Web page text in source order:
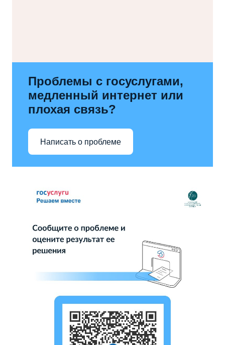
Проблемы с госуслугами,
медленный интернет или
плохая связь?
Написать о проблеме